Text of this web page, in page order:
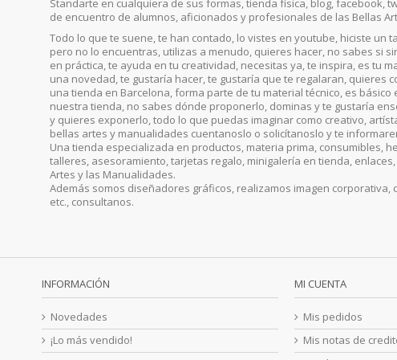
Standarte en cualquiera de sus formas, tienda física, blog, facebook,
de encuentro de alumnos, aficionados y profesionales de las Bellas
Todo lo que te suene, te han contado, lo vistes en youtube, hiciste un
pero no lo encuentras, utilizas a menudo, quieres hacer, no sabes si
en práctica, te ayuda en tu creatividad, necesitas ya, te inspira, es tu
una novedad, te gustaría hacer, te gustaría que te regalaran, quieres
una tienda en Barcelona, forma parte de tu material técnico, es básico
nuestra tienda, no sabes dónde proponerlo, dominas y te gustaría
y quieres exponerlo, todo lo que puedas imaginar como creativo,
bellas artes y manualidades cuentanoslo o solicítanoslo y te
Una tienda especializada en productos, materia prima, consumibles,
talleres, asesoramiento, tarjetas regalo, minigalería en tienda,
Artes y las Manualidades.
Además somos diseñadores gráficos, realizamos imagen corporativa,
etc., consultanos.
INFORMACIÓN
Novedades
¡Lo más vendido!
MI CUENTA
Mis pedidos
Mis notas de